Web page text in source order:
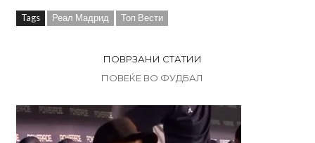
Tags Реал Мадрид Топ Вести
ПОВРЗАНИ СТАТИИ
ПОВЕЌЕ ВО ФУДБАЛ